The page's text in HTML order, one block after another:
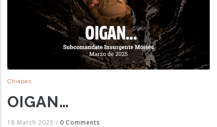
Chiapas
OIGAN…
18 March 2025 / 0 Comments